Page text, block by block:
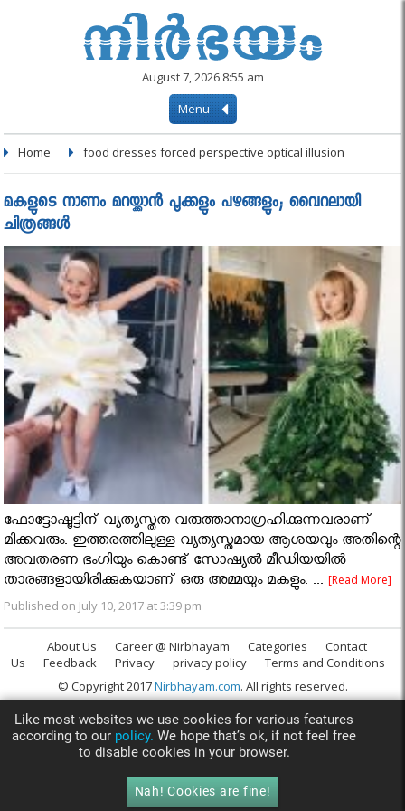
August 7, 2026 8:55 am
Menu
Home food dresses forced perspective optical illusion
മകളുടെ നാണം മറയ്ക്കാന്‍ പൂക്കളും പഴങ്ങളും; വൈറലായി
ചിത്രങ്ങള്‍
ഫോട്ടോഷൂട്ടിന് വ്യത്യസ്തത വരുത്താനാഗ്രഹിക്കുന്നവരാണ്
മിക്കവരും. ഇത്തരത്തിലുള്ള വ്യത്യസ്തമായ ആശയവും അതിന്റെ
അവതരണ ഭംഗിയും കൊണ്ട് സോഷ്യല്‍ മീഡിയയില്‍
താരങ്ങളായിരിക്കുകയാണ് ഒരു അമ്മയും മകളും. ...[Read More]
Published on July 10, 2017 at 3:39 pm
About Us Career @ Nirbhayam Categories
Contact
Us
Feedback Privacy privacy policy
Terms and Conditions
© Copyright 2017Nirbhayam.com. All rights reserved.
Like most websites we use cookies for various features
according to our policy. We hope that’s ok, if not feel free
to disable cookies in your browser.
Nah! Cookies are fine!